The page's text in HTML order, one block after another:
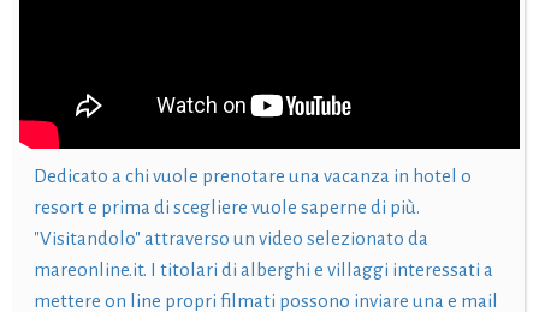
Dedicato a chi vuole prenotare una vacanza in hotel o
resort e prima di scegliere vuole saperne di più.
"Visitandolo" attraverso un video selezionato da
mareonline.it. I titolari di alberghi e villaggi interessati a
mettere on line propri filmati possono inviare una e mail